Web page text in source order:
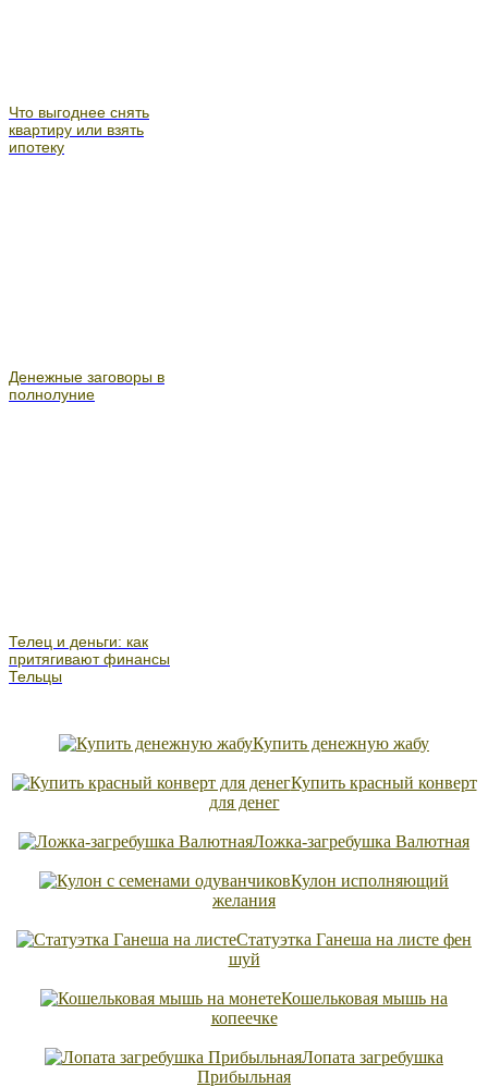
Что выгоднее снять
квартиру или взять
ипотеку
Денежные заговоры в
полнолуние
Телец и деньги: как
притягивают финансы
Тельцы
Купить денежную жабу
Купить красный конверт
для денег
Ложка-загребушка Валютная
Кулон исполняющий
желания
Статуэтка Ганеша на листе фен
шуй
Кошельковая мышь на
копеечке
Лопата загребушка
Прибыльная